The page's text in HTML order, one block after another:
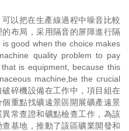
以把在生產線過程中噪音比較
布局，采用隔音的屏障進行隔
good when the choice makes
quality problem to pay
is equipment, because this
machine,be the crucial
碎機設備在工作中，項目組在
重點找礦遠景區開展礦產遠景
常查證和礦點檢查工作，為該
基地，推動了該區礦業開發和